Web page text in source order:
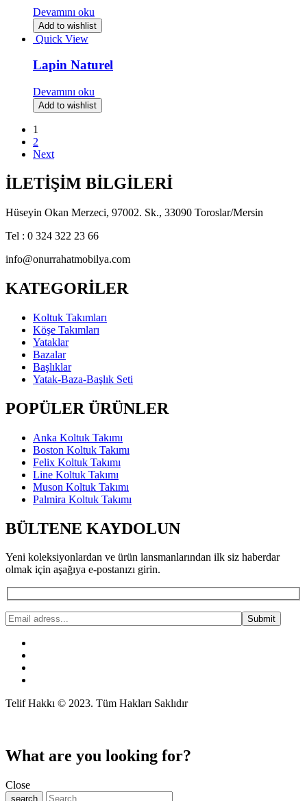
Devamını oku
Add to wishlist
Quick View
Lapin Naturel
Devamını oku
Add to wishlist
1
2
Next
İLETİŞİM BİLGİLERİ
Hüseyin Okan Merzeci, 97002. Sk., 33090 Toroslar/Mersin
Tel : 0 324 322 23 66
info@onurrahatmobilya.com
KATEGORİLER
Koltuk Takımları
Köşe Takımları
Yataklar
Bazalar
Başlıklar
Yatak-Baza-Başlık Seti
POPÜLER ÜRÜNLER
Anka Koltuk Takımı
Boston Koltuk Takımı
Felix Koltuk Takımı
Line Koltuk Takımı
Muson Koltuk Takımı
Palmira Koltuk Takımı
BÜLTENE KAYDOLUN
Yeni koleksiyonlardan ve ürün lansmanlarından ilk siz haberdar
olmak için aşağıya e-postanızı girin.
Telif Hakkı © 2023. Tüm Hakları Saklıdır
What are you looking for?
Close
search